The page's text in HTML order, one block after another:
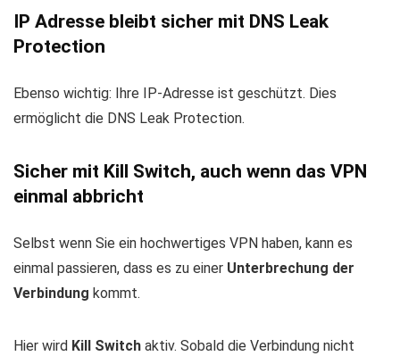
IP Adresse bleibt sicher mit DNS Leak
Protection
Ebenso wichtig: Ihre IP-Adresse ist geschützt. Dies
ermöglicht die DNS Leak Protection.
Sicher mit Kill Switch, auch wenn das VPN
einmal abbricht
Selbst wenn Sie ein hochwertiges VPN haben, kann es
einmal passieren, dass es zu einer Unterbrechung der
Verbindung kommt.
Hier wird Kill Switch aktiv. Sobald die Verbindung nicht